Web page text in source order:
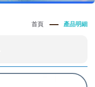
首頁 產品明細